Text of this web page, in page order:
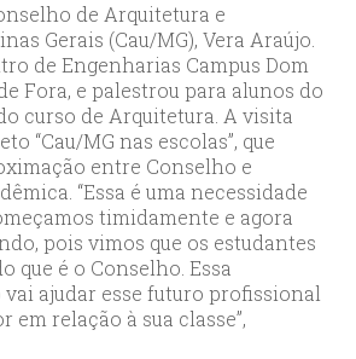
de Arquitetura e
Gerais (Cau/MG), Vera Araújo.
de Engenharias Campus Dom
Fora, e palestrou para alunos do
curso de Arquitetura. A visita
“Cau/MG nas escolas”, que
entre Conselho e
“Essa é uma necessidade
timidamente e agora
pois vimos que os estudantes
que é o Conselho. Essa
ajudar esse futuro profissional
em relação à sua classe”,